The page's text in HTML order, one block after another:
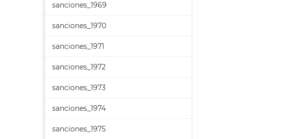
sanciones_1969
sanciones_1970
sanciones_1971
sanciones_1972
sanciones_1973
sanciones_1974
sanciones_1975